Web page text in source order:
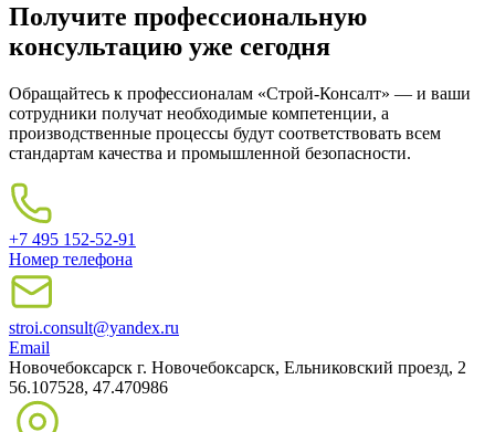
Получите профессиональную
консультацию уже сегодня
Обращайтесь к профессионалам «Строй-Консалт» — и ваши
сотрудники получат необходимые компетенции, а
производственные процессы будут соответствовать всем
стандартам качества и промышленной безопасности.
+7 495 152-52-91
Номер телефона
stroi.consult@yandex.ru
Email
Новочебоксарск г. Новочебоксарск, Ельниковский проезд, 2
56.107528, 47.470986